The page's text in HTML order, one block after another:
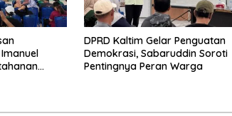
DPRD Kaltim Gelar Penguatan
Demokrasi, Sabaruddin Soroti
Pentingnya Peran Warga